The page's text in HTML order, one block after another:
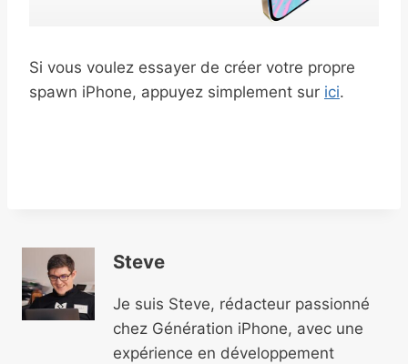
Si vous voulez essayer de créer votre propre
spawn iPhone, appuyez simplement sur ici.
Steve
Je suis Steve, rédacteur passionné
chez Génération iPhone, avec une
expérience en développement